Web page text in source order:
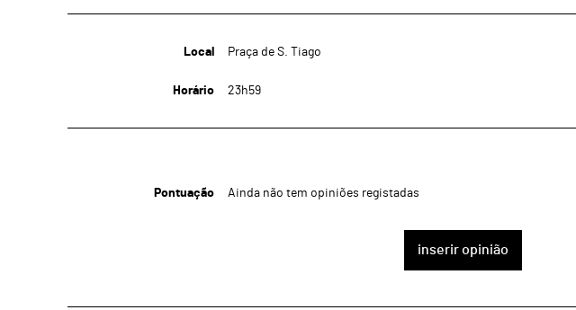
Local Praça de S. Tiago
Horário 23h59
Pontuação Ainda não tem opiniões registadas
inserir opinião